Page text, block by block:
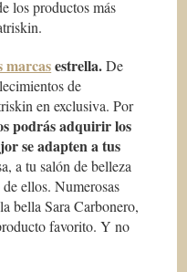
los productos más
marcasestrella.De
de
en exclusiva. Por
podrás adquirir los
se adapten a tus
a tu salón de belleza
de ellos.Numerosas
bella Sara Carbonero,
favorito. Y no